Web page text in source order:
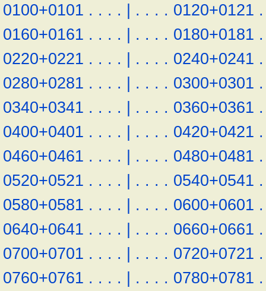
0100+0101 . . . . | . . . . 0120+0121 .
0160+0161 . . . . | . . . . 0180+0181 .
0220+0221 . . . . | . . . . 0240+0241 .
0280+0281 . . . . | . . . . 0300+0301 .
0340+0341 . . . . | . . . . 0360+0361 .
0400+0401 . . . . | . . . . 0420+0421 .
0460+0461 . . . . | . . . . 0480+0481 .
0520+0521 . . . . | . . . . 0540+0541 .
0580+0581 . . . . | . . . . 0600+0601 .
0640+0641 . . . . | . . . . 0660+0661 .
0700+0701 . . . . | . . . . 0720+0721 .
0760+0761 . . . . | . . . . 0780+0781 .